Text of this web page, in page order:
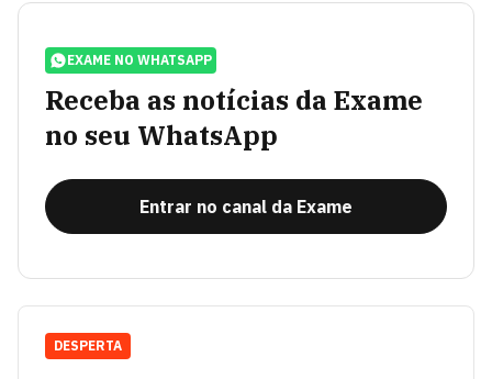
EXAME NO WHATSAPP
Receba as notícias da Exame
no seu WhatsApp
Entrar no canal da Exame
DESPERTA